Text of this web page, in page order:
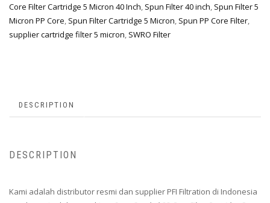
Core Filter Cartridge 5 Micron 40 Inch, Spun Filter 40 inch, Spun Filter 5
Micron PP Core, Spun Filter Cartridge 5 Micron, Spun PP Core Filter,
supplier cartridge filter 5 micron, SWRO Filter
DESCRIPTION
DESCRIPTION
Kami adalah distributor resmi dan supplier PFI Filtration di Indonesia